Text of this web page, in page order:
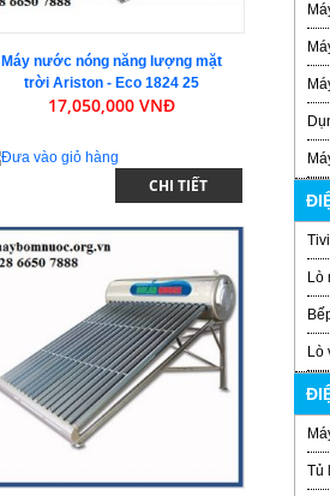
Máy nước nóng năng lượng mặt
trời Ariston - Eco 1824 25
17,050,000 VNĐ
CHI TIẾT
Lò
Lò
Tủ